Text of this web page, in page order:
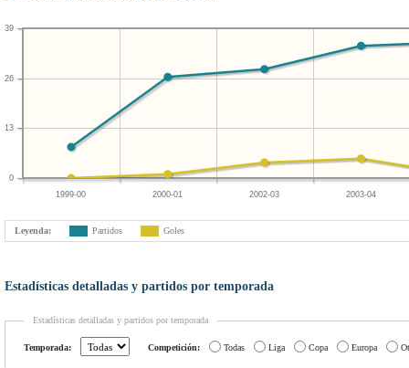
1999-00 2000-01 2002-03 2003-04
0
13
26
39
Leyenda: Partidos Goles
Estadísticas detalladas y partidos por temporada
Estadísticas detalladas y partidos por temporada
Temporada: Competición: Todas Liga Copa Europa